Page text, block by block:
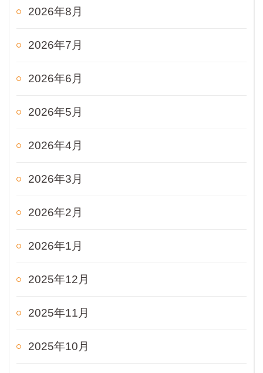
2026年8月
2026年7月
2026年6月
2026年5月
2026年4月
2026年3月
2026年2月
2026年1月
2025年12月
2025年11月
2025年10月